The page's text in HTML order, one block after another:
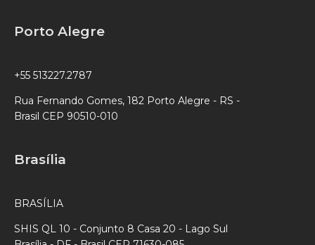
Porto Alegre
+55 513227.2787
Rua Fernando Gomes, 182 Porto Alegre - RS -
Brasil CEP 90510-010
Brasília
BRASÍLIA
SHIS QL 10 - Conjunto 8 Casa 20 - Lago Sul